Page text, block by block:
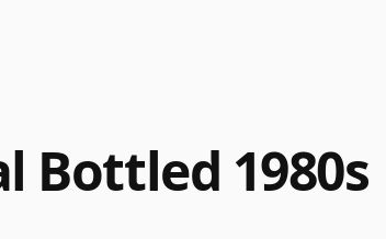
Bottled 1980s